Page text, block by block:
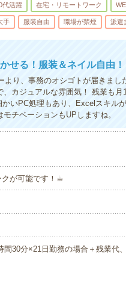
代活躍 在宅・リモートワーク
手 服装自由 職場が禁煙 派遣
せる！服装＆ネイル自由！
り、事務のオシゴトが届きまし
カジュアルな雰囲気！ 残業も月
いPC処理もあり、Excelスキル
チベーションもUPしますね。
が可能です！☕︎
間30分×21日勤務の場合＋残業